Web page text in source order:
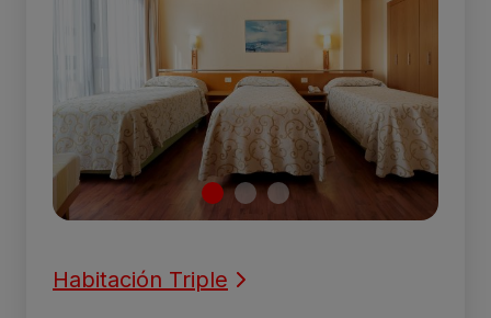
Habitación Triple